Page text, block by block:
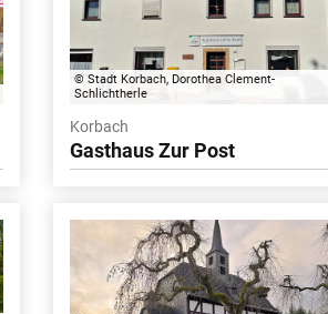
© Stadt Korbach, Dorothea Clement-
Schlichtherle
Korbach
Gasthaus Zur Post